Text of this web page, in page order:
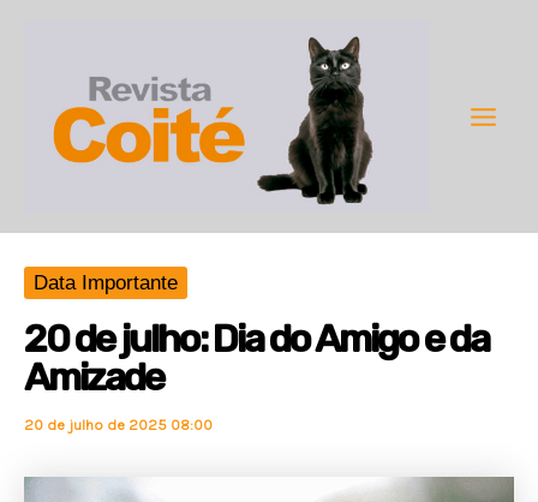
conteúdo
Data Importante
20 de julho: Dia do Amigo e da
Amizade
20 de julho de 2025 08:00